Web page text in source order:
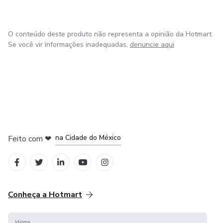
O conteúdo deste produto não representa a opinião da Hotmart.
Se você vir informações inadequadas, denuncie aqui
Feito com ❤ na Cidade do México
Conheça a Hotmart